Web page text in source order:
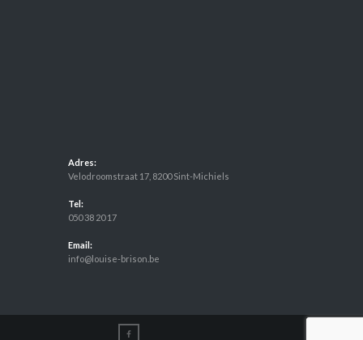
Adres:
Velodroomstraat 17, 8200 Sint-Michiels
Tel:
050 38 20 17
Email:
info@louise-brison.be